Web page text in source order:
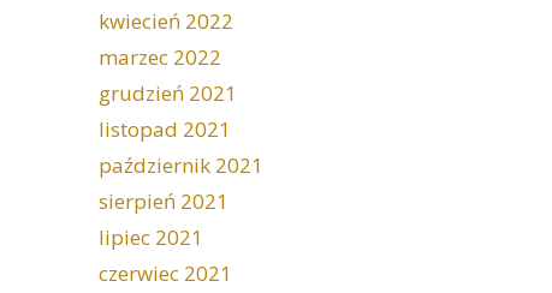
kwiecień 2022
marzec 2022
grudzień 2021
listopad 2021
październik 2021
sierpień 2021
lipiec 2021
czerwiec 2021